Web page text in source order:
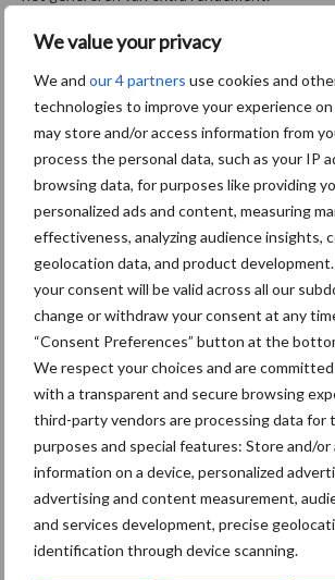
We value your privacy
We and our 4 partners use cookies and
technologies to improve your experience
may store and/or access information from
process the personal data, such as your IP
browsing data, for purposes like providing
personalized ads and content, measuring
effectiveness, analyzing audience insights,
geolocation data, and product
your consent will be valid across all our
change or withdraw your consent at any
“Consent Preferences” button at the
We respect your choices and are
with a transparent and secure browsing
third-party vendors are processing data for
purposes and special features: Store and/or
information on a device, personalized
advertising and content measurement,
and services development, precise
identification through device scanning.
Aanbevolen voor jou!
Van onze partner
DS opname uit
omhoog
Van onze partner
Waardevolle
van binnen!
Van onze partner
Hamletdochters
Themapagina's